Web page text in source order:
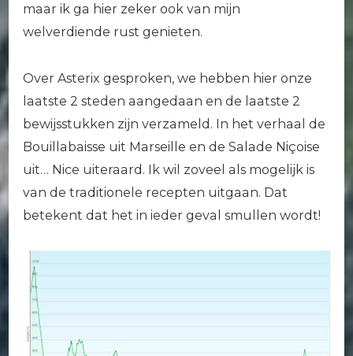
maar ik ga hier zeker ook van mijn
welverdiende rust genieten.
Over Asterix gesproken, we hebben hier onze
laatste 2 steden aangedaan en de laatste 2
bewijsstukken zijn verzameld. In het verhaal de
Bouillabaisse uit Marseille en de Salade Niçoise
uit… Nice uiteraard. Ik wil zoveel als mogelijk is
van de traditionele recepten uitgaan. Dat
betekent dat het in ieder geval smullen wordt!